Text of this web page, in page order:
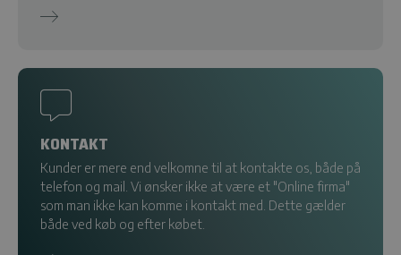
KONTAKT
Kunder er mere end velkomne til at kontakte os, både på
telefon og mail. Vi ønsker ikke at være et "Online firma"
som man ikke kan komme i kontakt med. Dette gælder
både ved køb og efter købet.